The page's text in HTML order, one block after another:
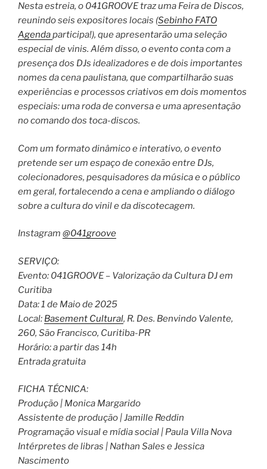
Nesta estreia, o 041GROOVE traz uma Feira de Discos,
reunindo seis expositores locais (Sebinho FATO
Agendaparticipa!), que apresentarão uma seleção
especial de vinis. Além disso, o evento conta com a
presença dos DJs idealizadores e de dois importantes
nomes da cena paulistana, que compartilharão suas
experiências e processos criativos em dois momentos
especiais: uma roda de conversa e uma apresentação
no comando dos toca-discos.
Com um formato dinâmico e interativo, o evento
pretende ser um espaço de conexão entre DJs,
colecionadores, pesquisadores da música e o público
em geral, fortalecendo a cena e ampliando o diálogo
sobre a cultura do vinil e da discotecagem.
Instagram @041groove
SERVIÇO:
Evento: 041GROOVE – Valorização da Cultura DJ em
Curitiba
Data: 1 de Maio de 2025
Local: Basement Cultural, R. Des. Benvindo Valente,
260, São Francisco, Curitiba-PR
Horário: a partir das 14h
Entrada gratuita
FICHA TÉCNICA:
Produção | Monica Margarido
Assistente de produção | Jamille Reddin
Programação visual e mídia social | Paula Villa Nova
Intérpretes de libras | Nathan Sales e Jessica
Nascimento